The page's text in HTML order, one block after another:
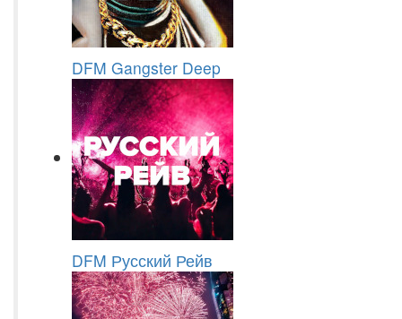
DFM Gangster Deep
DFM Русский Рейв